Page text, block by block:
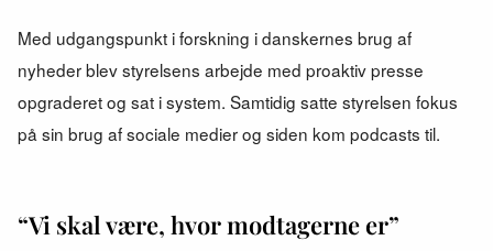
Med udgangspunkt i forskning i danskernes brug af
nyheder blev styrelsens arbejde med proaktiv presse
opgraderet og sat i system. Samtidig satte styrelsen fokus
på sin brug af sociale medier og siden kom podcasts til.
“Vi skal være, hvor modtagerne er”